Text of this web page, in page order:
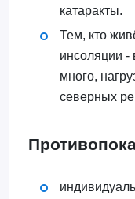
катаракты.
Тем, кто
инсоляции -
много,
северных